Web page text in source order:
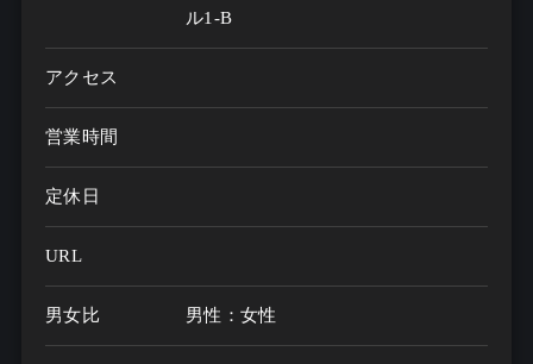
ル1-B
アクセス
営業時間
定休日
URL
男女比 男性：女性